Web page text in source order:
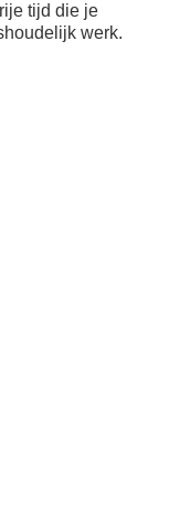
tijd die je
werk.